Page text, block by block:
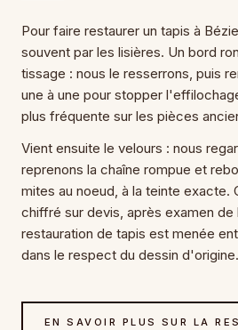
Pour faire restaurer un tapis à
souvent par les lisières. Un bord
tissage : nous le resserrons, puis
une à une pour stopper
plus fréquente sur les pièces
Vient ensuite le velours : nous
reprenons la chaîne rompue et
mites au noeud, à la teinte exacte.
chiffré sur devis, après examen de
restauration de tapis est menée
dans le respect du dessin d'origine.
EN SAVOIR PLUS SUR LA